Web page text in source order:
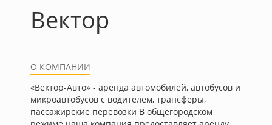
Вектор
О КОМПАНИИ
«Вектор-Авто» - аренда автомобилей, автобусов и
микроавтобусов с водителем, трансферы,
пассажирские перевозки В общегородском